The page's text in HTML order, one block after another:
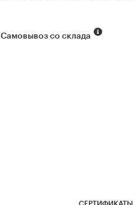
Самовывоз со склада